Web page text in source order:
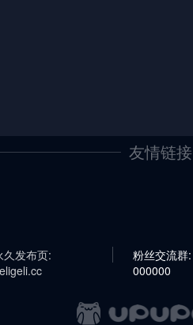
友情链接
久发布页:
粉丝交流群:
000000